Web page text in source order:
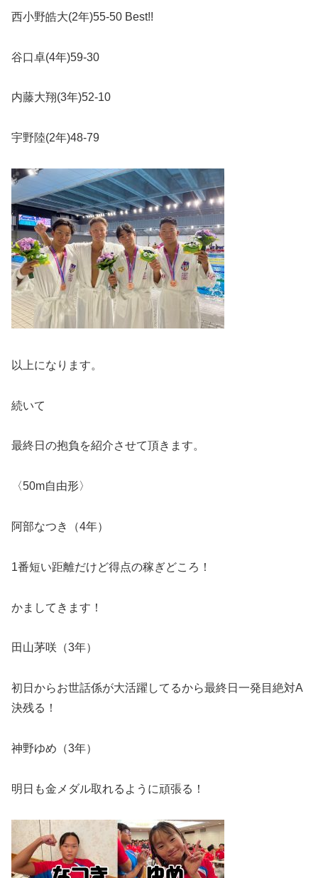
西小野皓大(2年)55-50 Best!!
谷口卓(4年)59-30
内藤大翔(3年)52-10
宇野陸(2年)48-79
以上になります。
続いて
最終日の抱負を紹介させて頂きます。
〈50m自由形〉
阿部なつき（4年）
1番短い距離だけど得点の稼ぎどころ！
かましてきます！
田山茅咲（3年）
初日からお世話係が大活躍してるから最終日一発目絶対A
決残る！
神野ゆめ（3年）
明日も金メダル取れるように頑張る！